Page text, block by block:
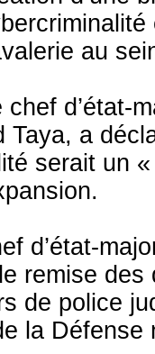
au
chef d’état-
Taya, a
serait un
d’état-
remise
de police
la